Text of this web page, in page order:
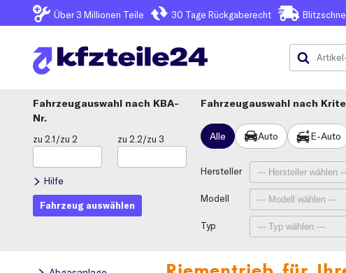
Über 3 Millionen Teile 30 Tage Rückgaberecht
Fahrzeugauswahl
KBA-
Nr.
zu 2.1/zu 2 zu 2.2/zu 3
Hilfe
Fahrzeug auswählen
Fahrzeugauswahl nach
Alle Auto E-Auto
Hersteller
Modell
Typ